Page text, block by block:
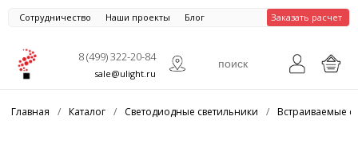
Сотрудничество Наши проекты Блог Заказать расчет
8 (499) 322-20-84
sale@ulight.ru
Главная / Каталог / Светодиодные светильники / Встраиваемые